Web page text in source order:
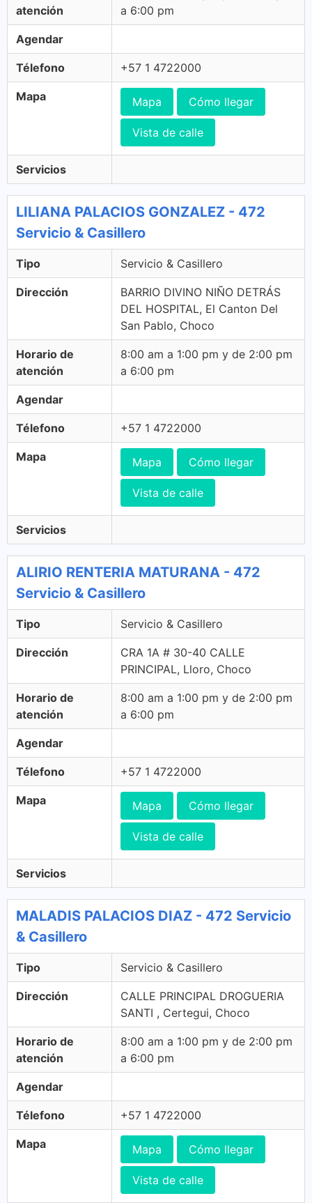
atención
a 6:00 pm
Agendar
Télefono +57 1 4722000
Mapa Mapa Cómo llegar
Vista de calle
Servicios
LILIANA PALACIOS GONZALEZ - 472
Servicio & Casillero
Tipo Servicio & Casillero
Dirección
BARRIO DIVINO NIÑO DETRÁS
DEL HOSPITAL, El Canton Del
San Pablo, Choco
Horario de
atención
8:00 am a 1:00 pm y de 2:00 pm
a 6:00 pm
Agendar
Télefono +57 1 4722000
Mapa Mapa Cómo llegar
Vista de calle
Servicios
ALIRIO RENTERIA MATURANA - 472
Servicio & Casillero
Tipo Servicio & Casillero
Dirección
CRA 1A # 30-40 CALLE
PRINCIPAL, Lloro, Choco
Horario de
atención
8:00 am a 1:00 pm y de 2:00 pm
a 6:00 pm
Agendar
Télefono +57 1 4722000
Mapa Mapa Cómo llegar
Vista de calle
Servicios
MALADIS PALACIOS DIAZ - 472 Servicio
& Casillero
Tipo Servicio & Casillero
Dirección
CALLE PRINCIPAL DROGUERIA
SANTI , Certegui, Choco
Horario de
atención
8:00 am a 1:00 pm y de 2:00 pm
a 6:00 pm
Agendar
Télefono +57 1 4722000
Mapa Mapa Cómo llegar
Vista de calle